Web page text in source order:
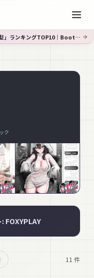
【2026年6月】VRChat人気「髪型」ランキングTOP10｜Booth傾向分析
ク
FOXYPLAY
11 件